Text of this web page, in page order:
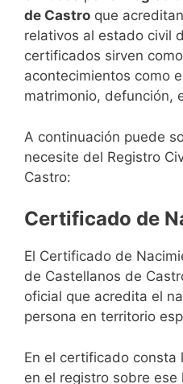
de Castro que
relativos al estado civil
certificados sirven
acontecimientos como
matrimonio, defunción,
A continuación puede
necesite del Registro
Castro:
Certificado de
El Certificado de
de Castellanos de
oficial que acredita el
persona en territorio
En el certificado consta
en el registro sobre ese